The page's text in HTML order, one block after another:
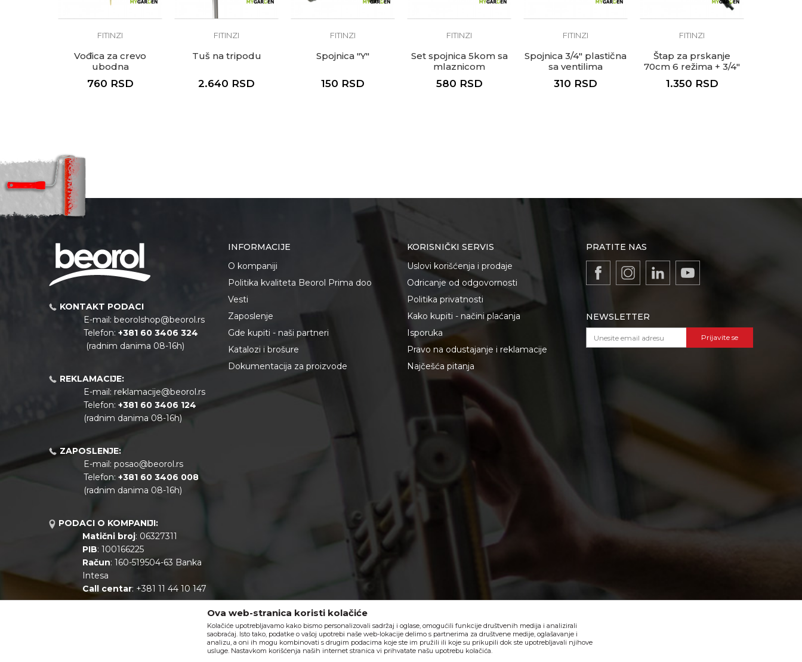
FITINZI
Vođica za crevo
ubodna
760 RSD
FITINZI
Tuš na tripodu
2.640 RSD
FITINZI
Spojnica "Y"
150 RSD
FITINZI
Set spojnica 5kom sa
mlaznicom
580 RSD
FITINZI
Spojnica 3/4" plastična
sa ventilima
310 RSD
FITINZI
Štap za prskanje
70cm 6 režima + 3/4"
adapter
1.350 RSD
KONTAKT PODACI
E-mail: beorolshop@beorol.rs
Telefon: +381 60 3406 324
(radnim danima 08-16h)
REKLAMACIJE:
E-mail: reklamacije@beorol.rs
Telefon: +381 60 3406 124
(radnim danima 08-16h)
ZAPOSLENJE:
E-mail: posao@beorol.rs
Telefon: +381 60 3406 008
(radnim danima 08-16h)
PODACI O KOMPANIJI:
Matični broj: 06327311
PIB: 100166225
Račun: 160-519504-63 Banka
Intesa
Call centar: +381 11 44 10 147
INFORMACIJE
O kompaniji
Politika kvaliteta Beorol Prima doo
Vesti
Zaposlenje
Gde kupiti - naši partneri
Katalozi i brošure
Dokumentacija za proizvode
KORISNIČKI SERVIS
Uslovi korišćenja i prodaje
Odricanje od odgovornosti
Politika privatnosti
Kako kupiti - načini plaćanja
Isporuka
Pravo na odustajanje i reklamacije
Najčešća pitanja
PRATITE NAS
NEWSLETTER
Prijavite se
Ova web-stranica koristi kolačiće
Kolačiće upotrebljavamo kako bismo personalizovali sadržaj i oglase, omogućili funkcije društvenih medija i analizirali
saobraćaj. Isto tako, podatke o vašoj upotrebi naše web-lokacije delimo s partnerima za društvene medije, oglašavanje i
analizu, a oni ih mogu kombinovati s drugim podacima koje ste im pružili ili koje su prikupili dok ste upotrebljavali njihove
usluge. Nastavkom korišćenja naših internet stranica vi prihvatate našu upotrebu kolačića.